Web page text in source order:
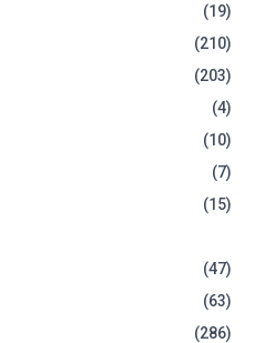
(19)
(210)
(203)
(4)
(10)
(7)
(15)
(47)
(63)
(286)